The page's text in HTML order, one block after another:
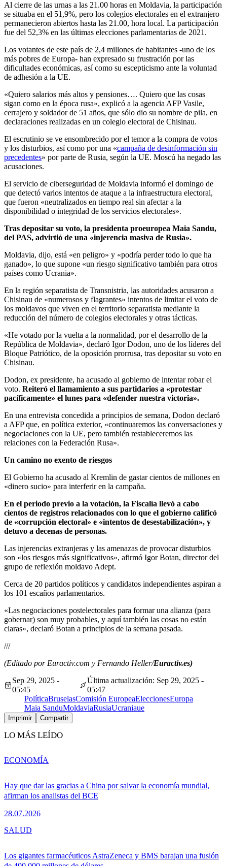
Al cierre de las urnas a las 21.00 horas en Moldavia, la participación
se situaba en el 51,9%, pero los colegios electorales en el extranjero
permanecieron abiertos hasta las 21.00, hora local. La participación
fue del 52,3% en las últimas elecciones parlamentarias de 2021.
Los votantes de este país de 2,4 millones de habitantes -uno de los
más pobres de Europa- han expresado su frustración por las
dificultades económicas, así como su escepticismo ante la voluntad
de adhesión a la UE.
«Quiero salarios más altos y pensiones…. Quiero que las cosas
sigan como en la época rusa», explicó a la agencia AFP Vasile,
cerrajero y soldador de 51 años, que sólo dio su nombre de pila, en
declaraciones realizadas en un colegio electoral de Chisinau.
El escrutinio se ve ensombrecido por el temor a la compra de votos
y los disturbios, así como por una «campaña de desinformación sin
precedentes» por parte de Rusia, según la UE. Moscú ha negado las
acusaciones.
El servicio de ciberseguridad de Moldavia informó el domingo de
que detectó varios intentos de ataque a la infraestructura electoral,
que fueron «neutralizados en tiempo real sin afectar a la
disponibilidad o integridad de los servicios electorales».
Tras depositar su voto, la presidenta proeuropea Maia Sandu,
del PAS, advirtió de una «injerencia masiva de Rusia».
Moldavia, dijo, está «en peligro» y «podría perder todo lo que ha
ganado», lo que supone «un riesgo significativo también para otros
países como Ucrania».
En la región separatista de Transnistria, las autoridades acusaron a
Chisinau de «numerosos y flagrantes» intentos de limitar el voto de
los moldavos que viven en el territorio separatista mediante la
reducción del número de colegios electorales y otras tácticas.
«He votado por la vuelta a la normalidad, por el desarrollo de la
República de Moldavia», declaró Igor Dodon, uno de los líderes del
Bloque Patriótico, de la oposición prorrusa, tras depositar su voto en
Chisinau.
Dodon, ex presidente, ha acusado al gobierno de intentar robar el
voto. Reiteró el llamamiento a sus partidarios a «protestar
pacíficamente» el lunes para «defender nuestra victoria».
En una entrevista concedida a principios de semana, Dodon declaró
a AFP que, en política exterior, «continuaremos las conversaciones y
negociaciones con la UE, pero también restableceremos las
relaciones con la Federación Rusa».
Un camino no exento de riesgos
El Gobierno ha acusado al Kremlin de gastar cientos de millones en
«dinero sucio» para interferir en la campaña.
En el periodo previo a la votación, la Fiscalía llevó a cabo
cientos de registros relacionados con lo que el gobierno calificó
de «corrupción electoral» e «intentos de desestabilización», y
detuvo a decenas de personas.
Las injerencias extranjeras y las amenazas de provocar disturbios
son «los riesgos más significativos», afirmó Igor Botan, director del
grupo de reflexión moldavo Adept.
Cerca de 20 partidos políticos y candidatos independientes aspiran a
los 101 escaños parlamentarios.
«Las negociaciones postelectorales para formar una alianza (para
gobernar) son muy probables, y aquí también las cosas no están
claras», declaró Botan a principios de la semana pasada.
///
(Editado por Euractiv.com y Fernando Heller/Euractiv.es)
Sep 29, 2025 -
05:45
Última actualización: Sep 29, 2025 -
05:47
PolíticaBruselasComisión EuropeaEleccionesEuropa
Maia SanduMoldaviaRusiaUcraniaue
Imprimir Compartir
LO MÁS LEÍDO
Hay que dar las gracias a China por salvar la economía mundial,
afirman los analistas del BCE
28.07.2026
ECONOMÍA
Los gigantes farmacéuticos AstraZeneca y BMS barajan una fusión
SALUD